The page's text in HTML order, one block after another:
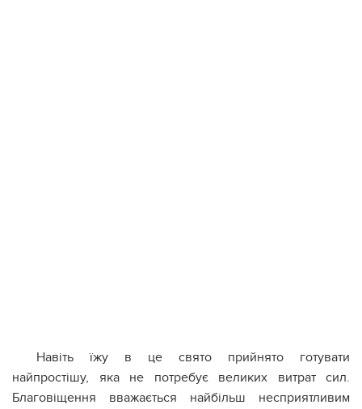
Навіть їжу в це свято прийнято готувати
найпростішу, яка не потребує великих витрат сил.
Благовіщення вважається найбільш несприятливим